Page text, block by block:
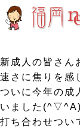
新成人の皆さん
速さに焦りを感
ついに今年の成
いました(^▽^A)
打ち合わせつい